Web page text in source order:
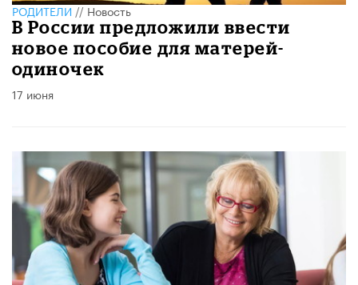
РОДИТЕЛИ//Новость
В России предложили ввести
новое пособие для матерей-
одиночек
17 июня